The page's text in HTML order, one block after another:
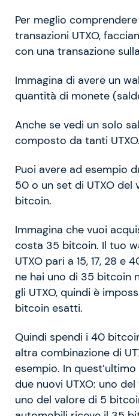
Per meglio
transazioni UTXO,
con una transazione
Immagina di avere un
quantità di monete
Anche se vedi un solo
composto da tanti UTXO.
Puoi avere ad esempio
50 o un set di UTXO del
bitcoin.
Immagina che vuoi
costa 35 bitcoin. Il tuo
UTXO pari a 15, 17, 28 e
ne hai uno di 35 bitcoin
gli UTXO, quindi è
bitcoin esatti.
Quindi spendi i 40
altra combinazione di
esempio. In
due nuovi UTXO: uno
uno del valore di 5